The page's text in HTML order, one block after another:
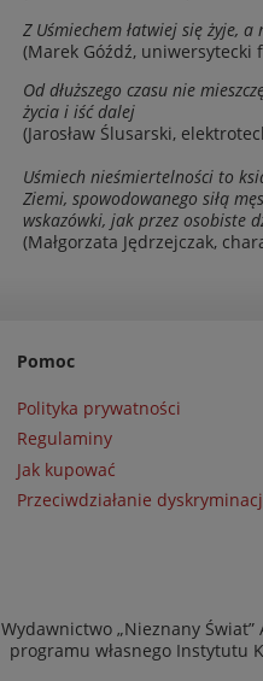
Z Uśmiechem łatwiej się żyje,
(Marek Góźdź, uniwersytecki
Od dłuższego czasu nie
życia i iść dalej
(Jarosław Ślusarski,
Uśmiech nieśmiertelności to
Ziemi, spowodowanego siłą
wskazówki, jak przez osobiste
(Małgorzata Jędrzejczak,
Pomoc
Polityka prywatności
Regulaminy
Jak kupować
Przeciwdziałanie
Wydawnictwo „Nieznany
programu własnego Instytutu